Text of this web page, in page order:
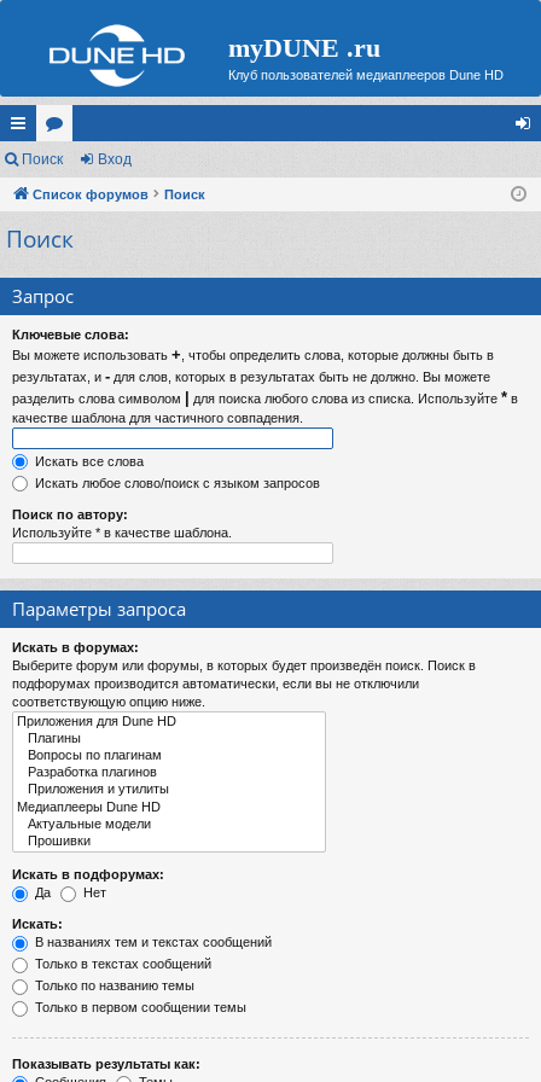
myDUNE .ru
Клуб пользователей медиаплееров Dune HD
с
ы
лк
ор
ум д
Поиск Вход
Список форумов Поиск
Поиск
Запрос
Ключевые слова:
Вы можете использовать + , чтобы определить слова, которые должны быть в
результатах, и - для слов, которых в результатах быть не должно. Вы можете
разделить слова символом | для поиска любого слова из списка. Используйте * в
качестве шаблона для частичного совпадения.
Искать все слова
Искать любое слово/поиск с языком запросов
Поиск по автору:
Используйте * в качестве шаблона.
Параметры запроса
Искать в форумах:
Выберите форум или форумы, в которых будет произведён поиск. Поиск в
подфорумах производится автоматически, если вы не отключили
соответствующую опцию ниже.
Искать в подфорумах:
Да
Нет
Искать:
В названиях тем и текстах сообщений
Только в текстах сообщений
Только по названию темы
Только в первом сообщении темы
Показывать результаты как: